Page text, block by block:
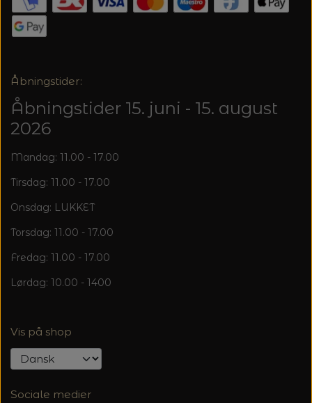
Åbningstider:
Åbningstider 15. juni - 15. august
2026
Mandag: 11.00 - 17.00
Tirsdag: 11.00 - 17.00
Onsdag: LUKKET
Torsdag: 11.00 - 17.00
Fredag: 11.00 - 17.00
Lørdag: 10.00 - 1400
Vis på shop
Sociale medier